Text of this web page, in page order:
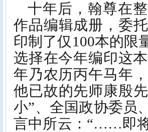
十年后，翰尊在
作品编辑成册，委
印制了仅100本的限
选择在今年编印这
年乃农历丙午马年
他已故的先师康殷
小”、全国政协委员
言中所云：“……即